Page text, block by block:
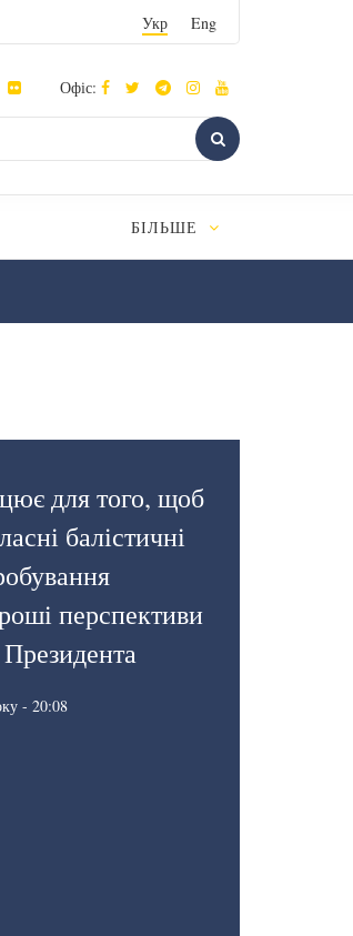
Укр Eng
Офіс:
БІЛЬШЕ
для того, щоб
балістичні
перспективи
- 20:08